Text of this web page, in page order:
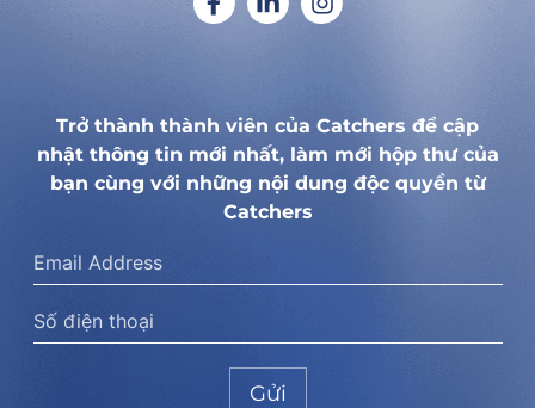
Trở thành thành viên của Catchers để cập
nhật thông tin mới nhất, làm mới hộp thư của
bạn cùng với những nội dung độc quyền từ
Catchers
Gửi